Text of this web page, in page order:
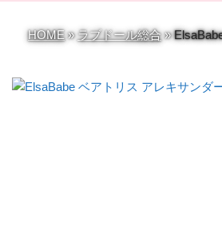
HOME»ラブドール総合»